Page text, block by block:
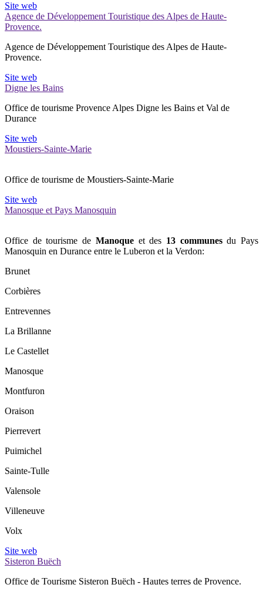
Site web
Agence de Développement Touristique des Alpes de Haute-
Provence.
Agence de Développement Touristique des Alpes de Haute-
Provence.
Site web
Digne les Bains
Office de tourisme Provence Alpes Digne les Bains et Val de
Durance
Site web
Moustiers-Sainte-Marie
Office de tourisme de Moustiers-Sainte-Marie
Site web
Manosque et Pays Manosquin
Office de tourisme de Manoqueet des 13 communesdu Pays
Manosquin en Durance entre le Luberon et la Verdon:
Brunet
Corbières
Entrevennes
La Brillanne
Le Castellet
Manosque
Montfuron
Oraison
Pierrevert
Puimichel
Sainte-Tulle
Valensole
Villeneuve
Volx
Site web
Sisteron Buëch
Office de Tourisme Sisteron Buëch - Hautes terres de Provence.